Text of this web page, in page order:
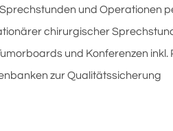
und Operationen
chirurgischer
und Konferenzen inkl.
zur Qualitätssicherung